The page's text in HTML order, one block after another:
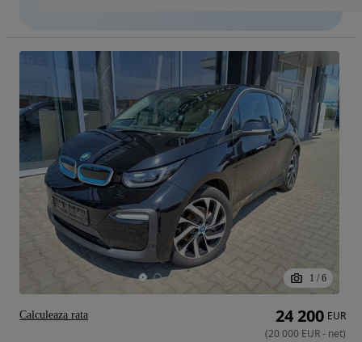
1 / 6
24 200 EUR
(20 000 EUR- net)
Calculeaza rata